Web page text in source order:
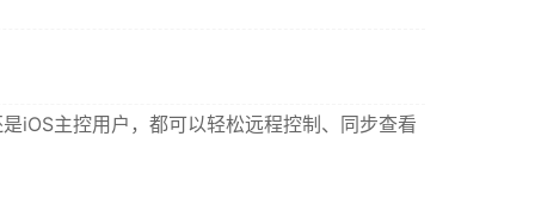
iOS主控用户，都可以轻松远程控制、同步查看